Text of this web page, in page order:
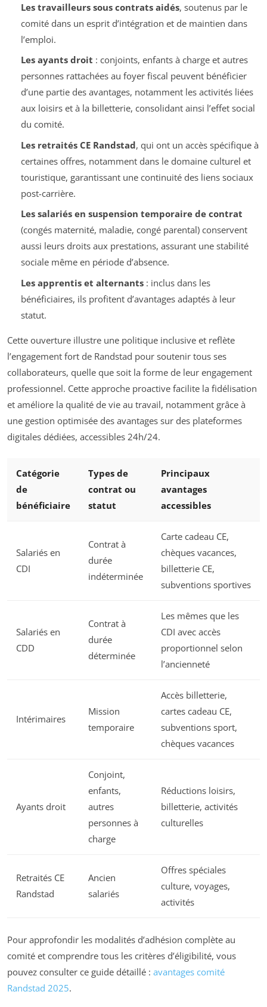
Les travailleurs sous contrats aidés, soutenus par le
comité dans un esprit d’intégration et de maintien dans
l’emploi.
Les ayants droit : conjoints, enfants à charge et autres
personnes rattachées au foyer fiscal peuvent bénéficier
d’une partie des avantages, notamment les activités liées
aux loisirs et à la billetterie, consolidant ainsi l’effet social
du comité.
Les retraités CE Randstad, qui ont un accès spécifique à
certaines offres, notamment dans le domaine culturel et
touristique, garantissant une continuité des liens sociaux
post-carrière.
Les salariés en suspension temporaire de contrat
(congés maternité, maladie, congé parental) conservent
aussi leurs droits aux prestations, assurant une stabilité
sociale même en période d’absence.
Les apprentis et alternants: inclus dans les
bénéficiaires, ils profitent d’avantages adaptés à leur
statut.
Cette ouverture illustre une politique inclusive et reflète
l’engagement fort de Randstad pour soutenir tous ses
collaborateurs, quelle que soit la forme de leur engagement
professionnel. Cette approche proactive facilite la fidélisation
et améliore la qualité de vie au travail, notamment grâce à
une gestion optimisée des avantages sur des plateformes
digitales dédiées, accessibles 24h/24.
Catégorie
de
bénéficiaire
Types de
contrat ou
statut
Principaux
avantages
accessibles
Salariés en
CDI
Contrat à
durée
indéterminée
Carte cadeau CE,
chèques vacances,
billetterie CE,
subventions sportives
Salariés en
CDD
Contrat à
durée
déterminée
Les mêmes que les
CDI avec accès
proportionnel selon
l’ancienneté
Intérimaires
Mission
temporaire
Accès billetterie,
cartes cadeau CE,
subventions sport,
chèques vacances
Ayants droit
Conjoint,
enfants,
autres
personnes à
charge
Réductions loisirs,
billetterie, activités
culturelles
Retraités CE
Randstad
Ancien
salariés
Offres spéciales
culture, voyages,
activités
Pour approfondir les modalités d’adhésion complète au
comité et comprendre tous les critères d’éligibilité, vous
pouvez consulter ce guide détaillé : avantages comité
Randstad 2025.